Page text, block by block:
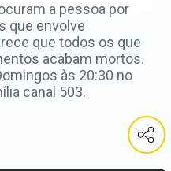
a pessoa por
que envolve
que todos os que
acabam mortos.
às 20:30 no
canal 503.